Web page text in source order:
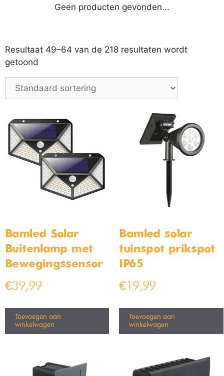
Geen producten gevonden...
Resultaat 49–64 van de 218 resultaten wordt
getoond
Bamled Solar
Buitenlamp met
Bewegingssensor
€39,99
Toevoegen aan
winkelwagen
Bamled solar
tuinspot prikspot
IP65
€19,99
Toevoegen aan
winkelwagen